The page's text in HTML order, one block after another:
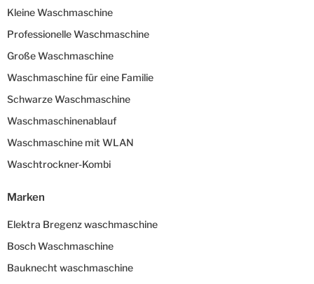
Kleine Waschmaschine
Professionelle Waschmaschine
Große Waschmaschine
Waschmaschine für eine Familie
Schwarze Waschmaschine
Waschmaschinenablauf
Waschmaschine mit WLAN
Waschtrockner-Kombi
Marken
Elektra Bregenz waschmaschine
Bosch Waschmaschine
Bauknecht waschmaschine